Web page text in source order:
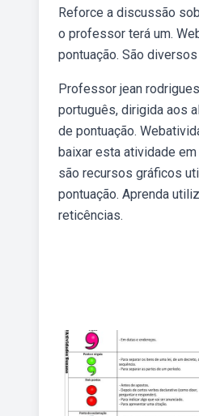
Reforce a discussão
o professor terá um.
pontuação. São
Professor jean
português, dirigida aos
de pontuação.
baixar esta atividade
são recursos gráficos
pontuação. Aprenda
reticências.